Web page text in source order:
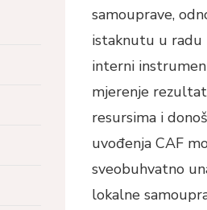
samouprave,
istaknutu u radu
interni
mjerenje
resursima i
uvođenja CAF
sveobuhvatno
lokalne